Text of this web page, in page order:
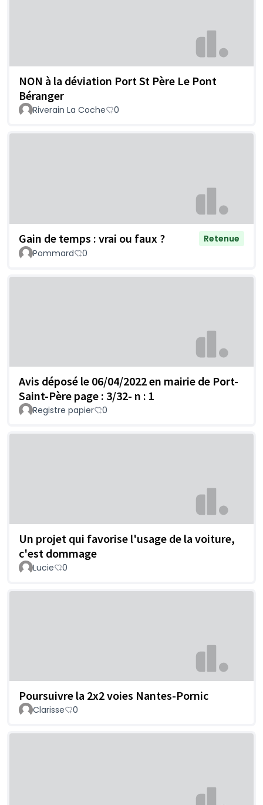
NON à la déviation Port St Père Le Pont
Béranger
Riverain La Coche 0
Gain de temps : vrai ou faux ?
Retenue
Pommard
0
Avis déposé le 06/04/2022 en mairie de Port-
Saint-Père page : 3/32- n : 1
Registre papier 0
Un projet qui favorise l'usage de la voiture,
c'est dommage
Lucie 0
Poursuivre la 2x2 voies Nantes-Pornic
Clarisse 0